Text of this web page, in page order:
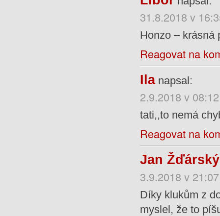
31.8.2018 v
Honzo –
Reagovat na
Ila napsal:
2.9.2018 v 08:12
tati,,to nemá
Reagovat na
Jan Žďárský
3.9.2018 v 21:07
Díky klukům z
myslel, že to